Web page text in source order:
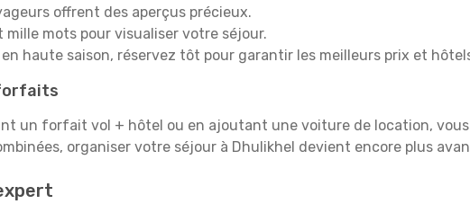
offrent des aperçus précieux.
mille mots pour visualiser votre séjour.
haute saison, réservez tôt pour garantir les meilleurs prix et
un forfait vol + hôtel ou en ajoutant une voiture de location,
organiser votre séjour à Dhulikhel devient encore plus